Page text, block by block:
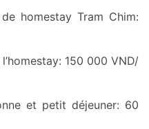
homestay Tram Chim:
150 000 VND/
et petit déjeuner: 60